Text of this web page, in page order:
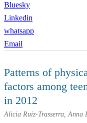
Bluesky
Linkedin
whatsapp
Email
Patterns of
factors among
in 2012
Alicia Ruiz-Trasserra, Anna